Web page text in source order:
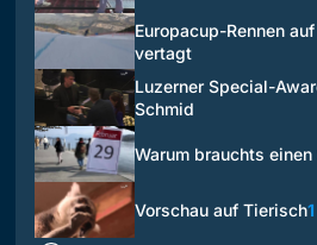
Europacup-Rennen
vertagt
Luzerner Special-
Schmid
Warum brauchts
Vorschau auf Tierisch